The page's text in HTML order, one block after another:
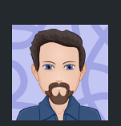
Aller
au
contenu